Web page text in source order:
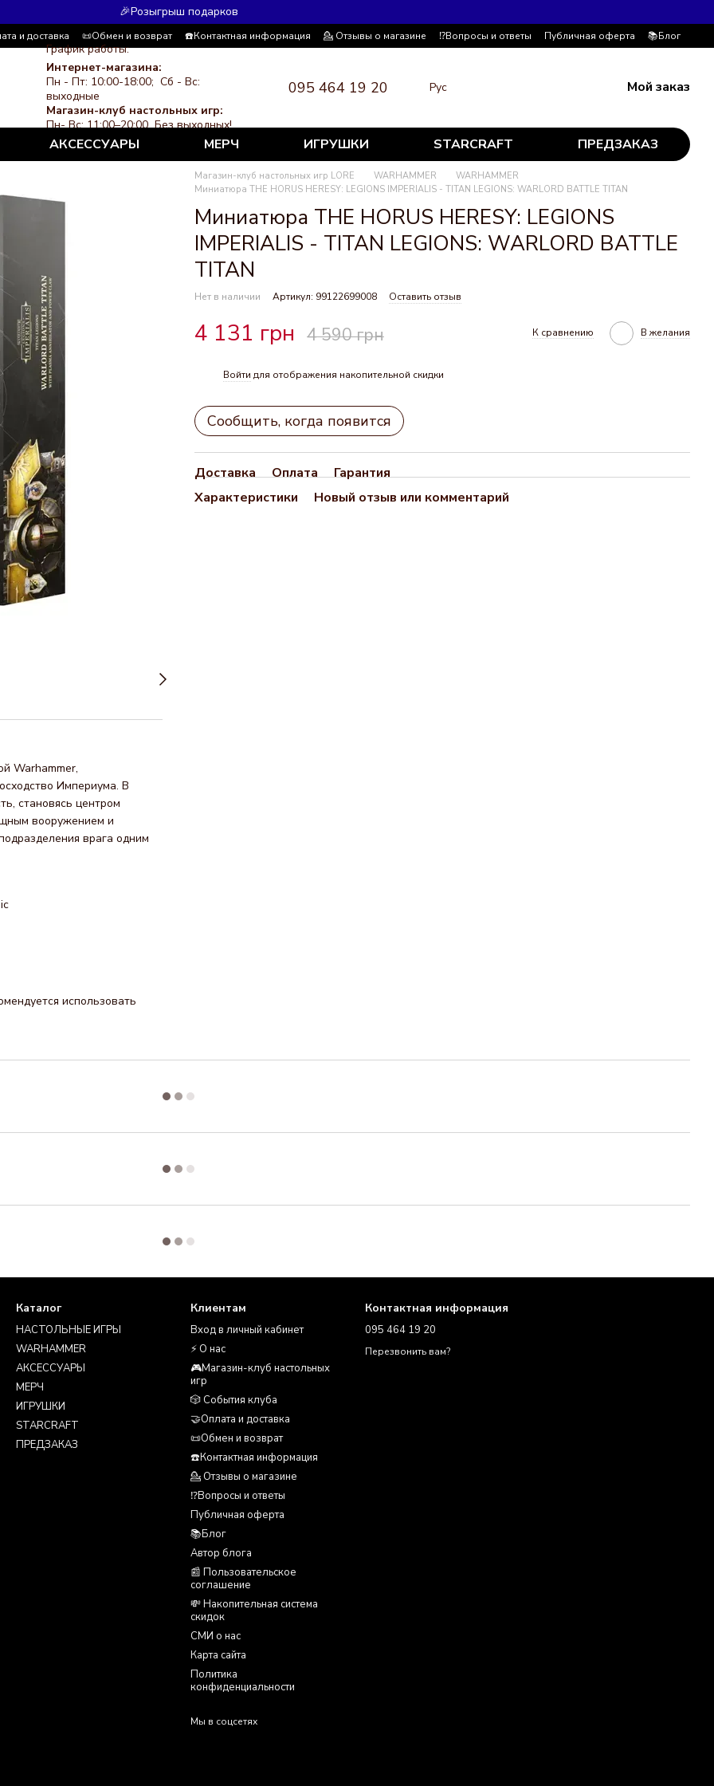
🎉Розыгрыш подарков
и доставка 📜Обмен и возврат ☎️Контактная информация 💁 Отзывы о магазине ⁉️Вопросы и ответы Публичная оферта
📚Блог
система скидок
СМИ о нас Политика конфиденциальности
График работы:
Интернет-магазина:
Пн - Пт: 10:00-18:00; Сб - Вс:
выходные
Магазин-клуб настольных игр:
Пн- Вс: 11:00–20:00 Без выходных!
095 464 19 20 Рус Мой заказ
АКСЕССУАРЫ МЕРЧ ИГРУШКИ STARCRAFT ПРЕДЗАКАЗ
Warhammer,
Империума. В
становясь центром
вооружением и
врага одним
использовать
Магазин-клуб настольных игр LORE WARHAMMER
WARHAMMER
Миниатюра THE HORUS HERESY: LEGIONS IMPERIALIS - TITAN LEGIONS: WARLORD BATTLE TITAN
Миниатюра THE HORUS HERESY: LEGIONS
IMPERIALIS - TITAN LEGIONS: WARLORD BATTLE
TITAN
Нет в наличии Артикул: 99122699008 Оставить отзыв
4 131 грн 4 590 грн К сравнению В желания
Войти для отображения накопительной скидки
Сообщить, когда появится
Доставка Оплата
Гарантия
Характеристики
Новый отзыв или комментарий
Каталог
НАСТОЛЬНЫЕ ИГРЫ
WARHAMMER
АКСЕССУАРЫ
МЕРЧ
ИГРУШКИ
STARCRAFT
ПРЕДЗАКАЗ
Клиентам
Вход в личный кабинет
⚡ О нас
🎮Магазин-клуб настольных
игр
🎲 События клуба
🤝Оплата и доставка
📜Обмен и возврат
☎️Контактная информация
💁 Отзывы о магазине
⁉️Вопросы и ответы
Публичная оферта
📚Блог
Автор блога
📰 Пользовательское
соглашение
💸 Накопительная система
скидок
СМИ о нас
Карта сайта
Политика
конфиденциальности
Мы в соцсетях
Контактная информация
095 464 19 20
Перезвонить вам?